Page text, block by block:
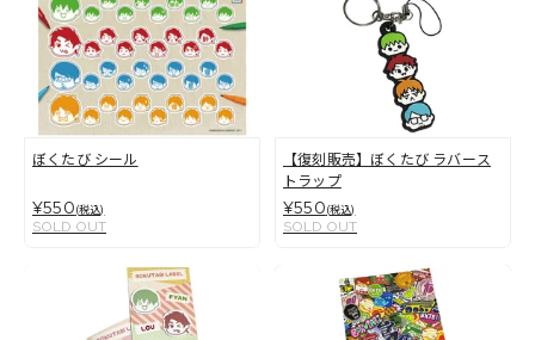
ぼくたび シール
¥550(税込)
SOLD OUT
【復刻販売】ぼくたび ラバース
トラップ
¥550(税込)
SOLD OUT